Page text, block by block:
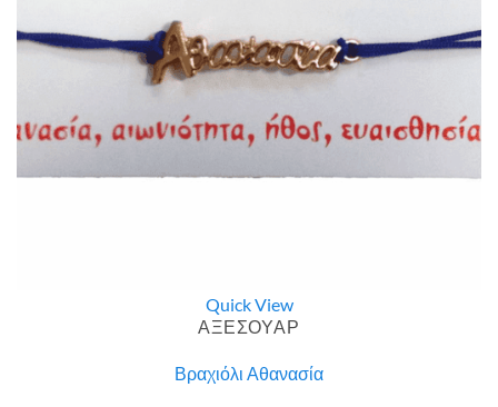
Quick View
ΑΞΕΣΟΥΑΡ
Βραχιόλι Αθανασία